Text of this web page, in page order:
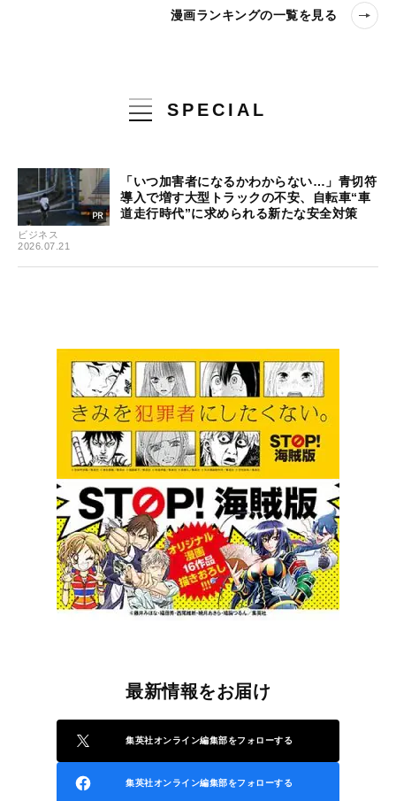
漫画ランキングの一覧を見る
SPECIAL
ビジネス
2026.07.21
「いつ加害者になるかわからない…」青切符
導入で増す大型トラックの不安、自転車“車
道走行時代”に求められる新たな安全対策
最新情報をお届け
集英社オンライン編集部をフォローする
集英社オンライン編集部をフォローする